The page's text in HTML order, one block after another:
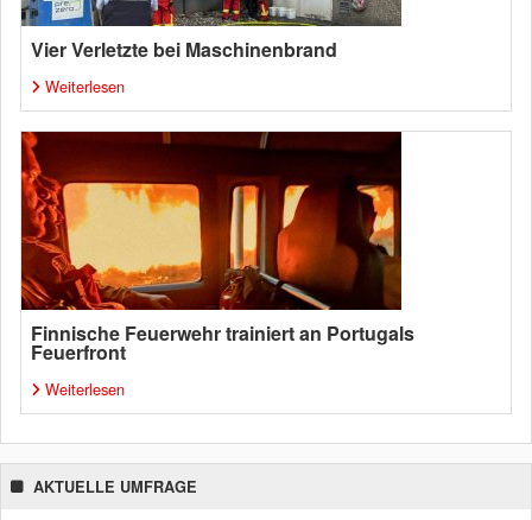
Vier Verletzte bei Maschinenbrand
Weiterlesen
Finnische Feuerwehr trainiert an Portugals
Feuerfront
Weiterlesen
AKTUELLE UMFRAGE